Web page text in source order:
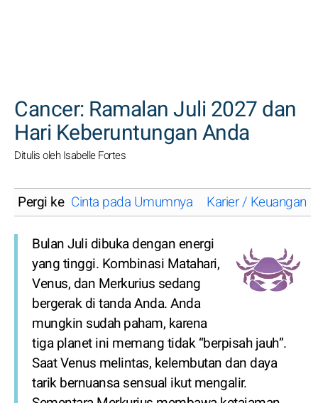
Cancer: Ramalan Juli 2027 dan
Hari Keberuntungan Anda
Ditulis oleh Isabelle Fortes
Pergi ke Cinta pada Umumnya Karier / Keuangan
Bulan Juli dibuka dengan energi
yang tinggi. Kombinasi Matahari,
Venus, dan Merkurius sedang
bergerak di tanda Anda. Anda
mungkin sudah paham, karena
tiga planet ini memang tidak “berpisah jauh”.
Saat Venus melintas, kelembutan dan daya
tarik bernuansa sensual ikut mengalir.